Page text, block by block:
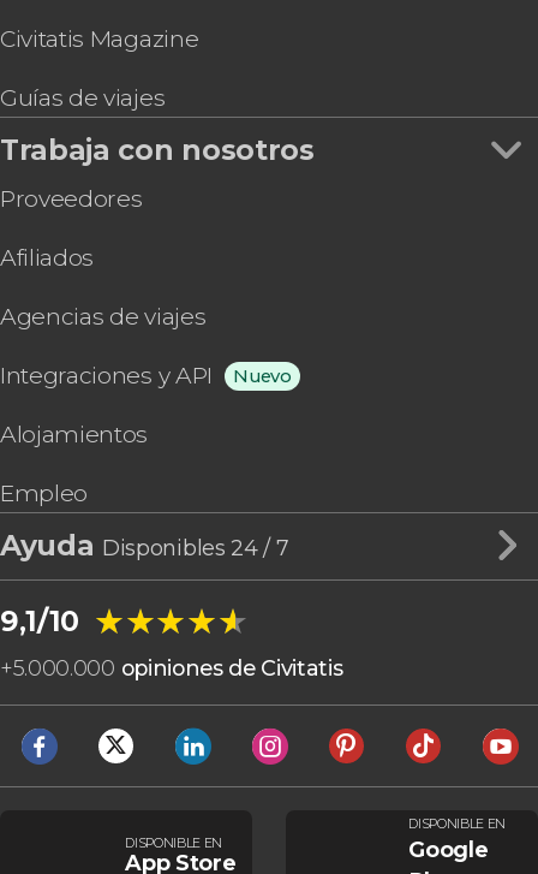
Civitatis Magazine
Guías de viajes
Trabaja con nosotros
Proveedores
Afiliados
Agencias de viajes
Integraciones y API Nuevo
Alojamientos
Empleo
Ayuda Disponibles 24 / 7
9,1/10 ★★★★★
★★★★★
+5.000.000 opiniones de Civitatis
DISPONIBLE EN
App Store
DISPONIBLE EN
Google